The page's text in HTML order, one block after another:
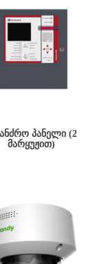
ᲞᲐᲜᲔᲚᲘ (2
ᲛᲐᲠᲧᲣᲟᲘᲗ)